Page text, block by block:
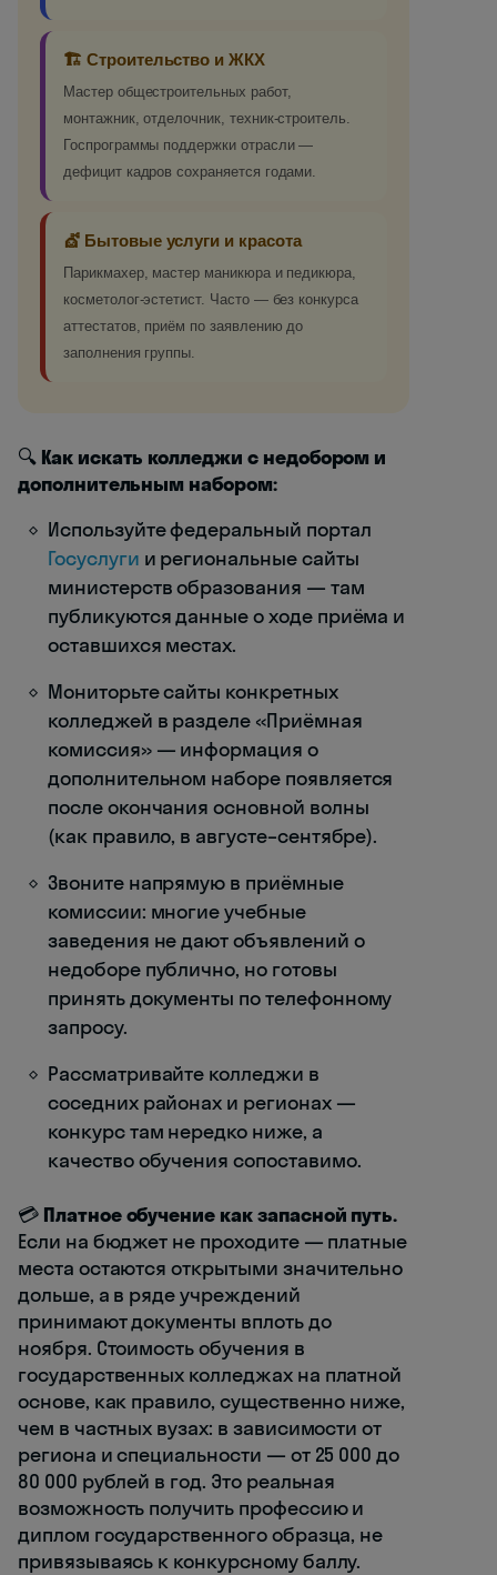
🏗️ Строительство и ЖКХ
Мастер общестроительных работ,
монтажник, отделочник, техник-строитель.
Госпрограммы поддержки отрасли —
дефицит кадров сохраняется годами.
💇 Бытовые услуги и красота
Парикмахер, мастер маникюра и педикюра,
косметолог-эстетист. Часто — без конкурса
аттестатов, приём по заявлению до
заполнения группы.
🔍 Как искать колледжи с недобором и
дополнительным набором:
Используйте федеральный портал
Госуслуги и региональные сайты
министерств образования — там
публикуются данные о ходе приёма и
оставшихся местах.
Мониторьте сайты конкретных
колледжей в разделе «Приёмная
комиссия» — информация о
дополнительном наборе появляется
после окончания основной волны
(как правило, в августе–сентябре).
Звоните напрямую в приёмные
комиссии: многие учебные
заведения не дают объявлений о
недоборе публично, но готовы
принять документы по телефонному
запросу.
Рассматривайте колледжи в
соседних районах и регионах —
конкурс там нередко ниже, а
качество обучения сопоставимо.
💳 Платное обучение как запасной путь.
Если на бюджет не проходите — платные
места остаются открытыми значительно
дольше, а в ряде учреждений
принимают документы вплоть до
ноября. Стоимость обучения в
государственных колледжах на платной
основе, как правило, существенно ниже,
чем в частных вузах: в зависимости от
региона и специальности — от 25 000 до
80 000 рублей в год. Это реальная
возможность получить профессию и
диплом государственного образца, не
привязываясь к конкурсному баллу.